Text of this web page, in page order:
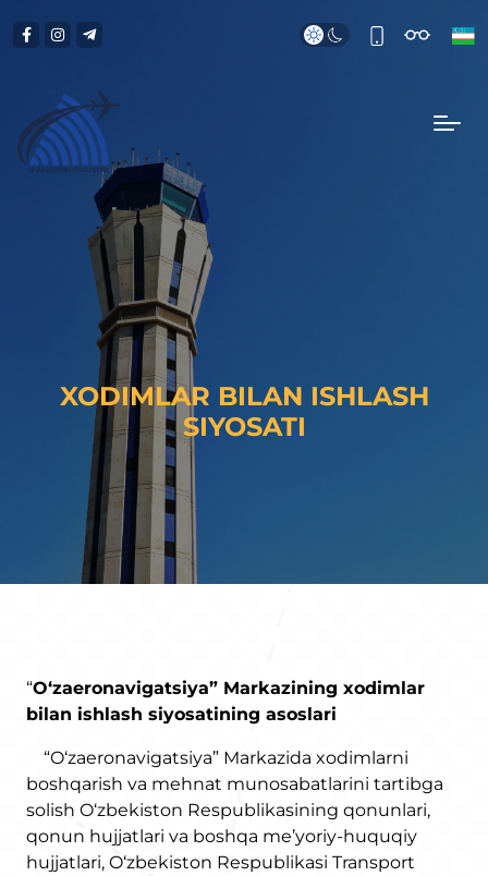
XODIMLAR BILAN ISHLASH
SIYOSATI
“O‘zaeronavigatsiya” Markazining xodimlar
bilan ishlash siyosatining asoslari
“O‘zaeronavigatsiya” Markazida xodimlarni
boshqarish va mehnat munosabatlarini tartibga
solish O‘zbekiston Respublikasining qonunlari,
qonun hujjatlari va boshqa me’yoriy-huquqiy
hujjatlari, O‘zbekiston Respublikasi Transport